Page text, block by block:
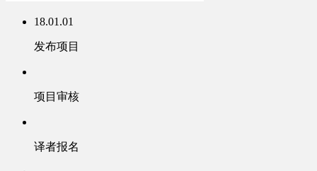
18.01.01
发布项目
项目审核
译者报名